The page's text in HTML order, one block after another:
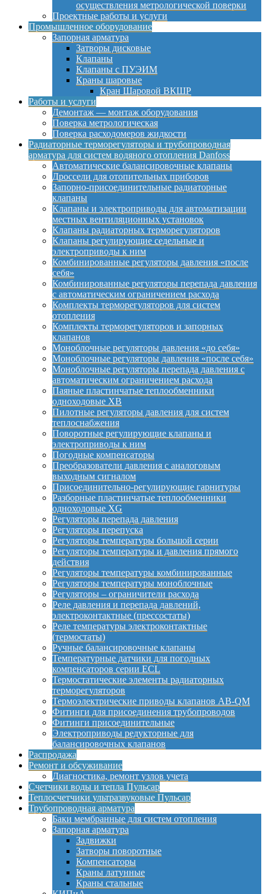
осуществления метрологической поверки
Проектные работы и услуги
Промышленное оборудование
Запорная арматура
Затворы дисковые
Клапаны
Клапаны с ПУЭИМ
Краны шаровые
Кран Шаровой ВКШР
Работы и услуги
Демонтаж — монтаж оборудования
Поверка метрологическая
Поверка расходомеров жидкости
Радиаторные терморегуляторы и трубопроводная
арматура для систем водяного отопления Danfoss
Автоматические балансировочные клапаны
Дроссели для отопительных приборов
Запорно-присоединительные радиаторные
клапаны
Клапаны и электроприводы для автоматизации
местных вентиляционных установок
Клапаны радиаторных терморегуляторов
Клапаны регулирующие седельные и
электроприводы к ним
Комбинированные регуляторы давления «после
себя»
Комбинированные регуляторы перепада давления
с автоматическим ограничением расхода
Комплекты терморегуляторов для систем
отопления
Комплекты терморегуляторов и запорных
клапанов
Моноблочные регуляторы давления «до себя»
Моноблочные регуляторы давления «после себя»
Моноблочные регуляторы перепада давления с
автоматическим ограничением расхода
Паяные пластинчатые теплообменники
одноходовые XB
Пилотные регуляторы давления для систем
теплоснабжения
Поворотные регулирующие клапаны и
электроприводы к ним
Погодные компенсаторы
Преобразователи давления с аналоговым
выходным сигналом
Присоединительно-регулирующие гарнитуры
Разборные пластинчатые теплообменники
одноходовые XG
Регуляторы перепада давления
Регуляторы перепуска
Регуляторы температуры большой серии
Регуляторы температуры и давления прямого
действия
Регуляторы температуры комбинированные
Регуляторы температуры моноблочные
Регуляторы – ограничители расхода
Реле давления и перепада давлений,
электроконтактные (прессостаты)
Реле температуры электроконтактные
(термостаты)
Ручные балансировочные клапаны
Температурные датчики для погодных
компенсаторов серии ECL
Термостатические элементы радиаторных
терморегуляторов
Термоэлектрические приводы клапанов AB-QM
Фитинги для присоединения трубопроводов
Фитинги присоединительные
Электроприводы редукторные для
балансировочных клапанов
Распродажа
Ремонт и обсуживание
Диагностика, ремонт узлов учета
Счетчики воды и тепла Пульсар
Теплосчетчики ультразвуковые Пульсар
Трубопроводная арматура
Баки мембранные для систем отопления
Запорная арматура
Задвижки
Затворы поворотные
Компенсаторы
Краны латунные
Краны стальные